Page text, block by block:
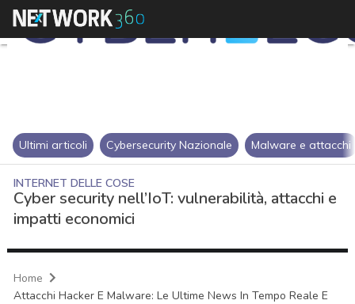
Ultimi articoli Cybersecurity Nazionale Malware e attacchi
INTERNET DELLE COSE
Cyber security nell’IoT: vulnerabilità, attacchi e
impatti economici
Home
Attacchi Hacker E Malware: Le Ultime News In Tempo Reale E